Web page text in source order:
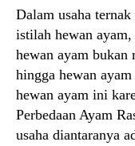
Dalam usaha
istilah hewan
hewan ayam bukan
hingga hewan
hewan ayam ini
Perbedaan Ayam
usaha diantaranya